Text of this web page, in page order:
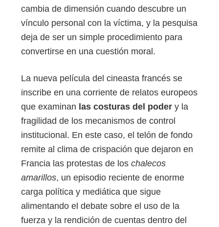
cambia de dimensión cuando descubre un
vínculo personal con la víctima, y la pesquisa
deja de ser un simple procedimiento para
convertirse en una cuestión moral.
La nueva película del cineasta francés se
inscribe en una corriente de relatos europeos
que examinan las costuras del poder y la
fragilidad de los mecanismos de control
institucional. En este caso, el telón de fondo
remite al clima de crispación que dejaron en
Francia las protestas de los chalecos
amarillos, un episodio reciente de enorme
carga política y mediática que sigue
alimentando el debate sobre el uso de la
fuerza y la rendición de cuentas dentro del